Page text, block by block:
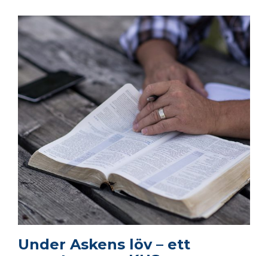
Under Askens löv – ett